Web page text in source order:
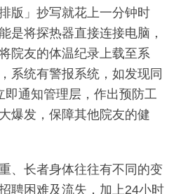
版」抄写就花上一分钟时
是将探热器直接连接电脑，
院友的体温纪录上载至系
系统有警报系统，如发现同
通知管理层，作出预防工
爆发，保障其他院友的健
、长者身体往往有不同的变
聘困难及流失，加上24小时